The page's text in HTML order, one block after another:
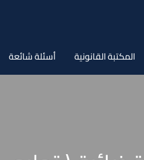
المكتبة القانونية أسئلة شائعة